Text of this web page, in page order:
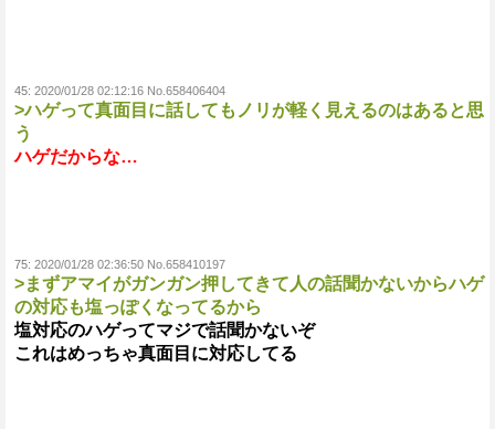
45: 2020/01/28 02:12:16 No.658406404
>ハゲって真面目に話してもノリが軽く見えるのはあると思
う
ハゲだからな…
75: 2020/01/28 02:36:50 No.658410197
>まずアマイがガンガン押してきて人の話聞かないからハゲ
の対応も塩っぽくなってるから
塩対応のハゲってマジで話聞かないぞ
これはめっちゃ真面目に対応してる